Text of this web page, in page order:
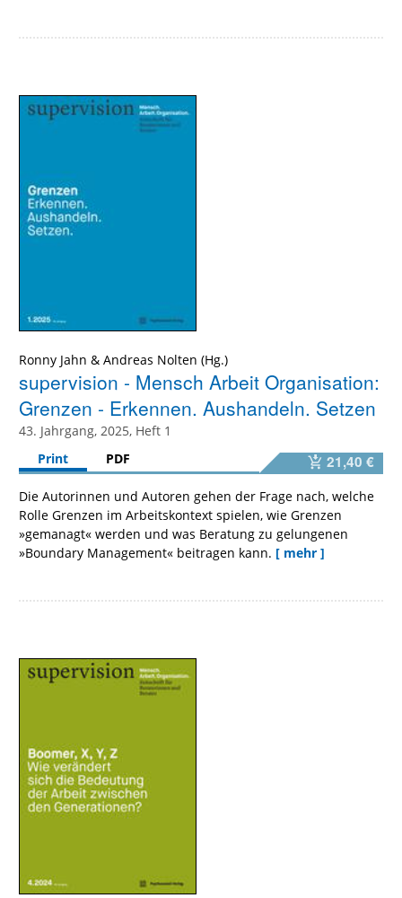
Ronny Jahn & Andreas Nolten
supervision - Mensch Arbeit Organisation:
Grenzen - Erkennen. Aushandeln. Setzen
43. Jahrgang, 2025, Heft 1
Print
PDF 21,40 €
Die Autorinnen und Autoren gehen der Frage nach, welche
Rolle Grenzen im Arbeitskontext spielen, wie Grenzen
»gemanagt« werden und was Beratung zu gelungenen
»Boundary Management« beitragen kann. [ mehr ]